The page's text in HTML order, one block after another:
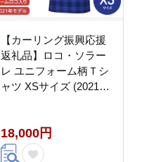
【カーリング振興応援
返礼品】ロコ・ソラー
レ ユニフォーム柄Ｔシ
ャツ XSサイズ (2021年
ング )【137-0016】
18,000円